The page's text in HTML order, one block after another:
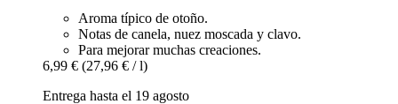
Aroma típico de otoño.
Notas de canela, nuez moscada y clavo.
Para mejorar muchas creaciones.
6,99 € (27,96 € / l)
Entrega hasta el 19 agosto